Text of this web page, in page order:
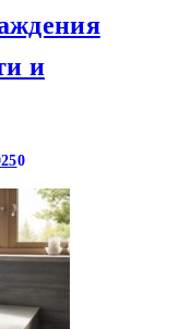
и
0